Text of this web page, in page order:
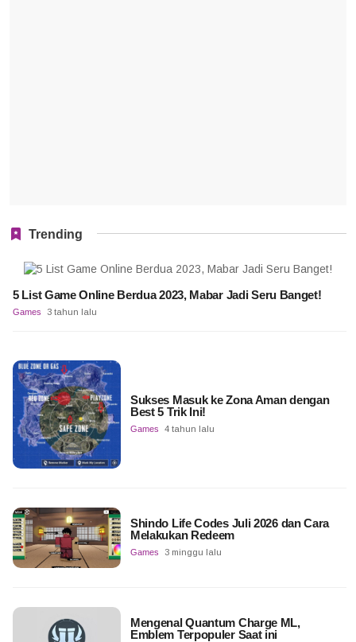
Trending
5 List Game Online Berdua 2023, Mabar Jadi Seru Banget!
Games 3 tahun lalu
Sukses Masuk ke Zona Aman dengan
Best 5 Trik Ini!
Games 4 tahun lalu
Shindo Life Codes Juli 2026 dan Cara
Melakukan Redeem
Games 3 minggu lalu
Mengenal Quantum Charge ML,
Emblem Terpopuler Saat ini